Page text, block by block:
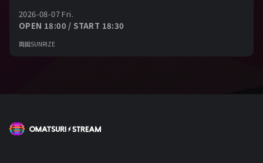
2026-08-07 Fri.
OPEN 18:00 / START 18:30
両国SUNRIZE